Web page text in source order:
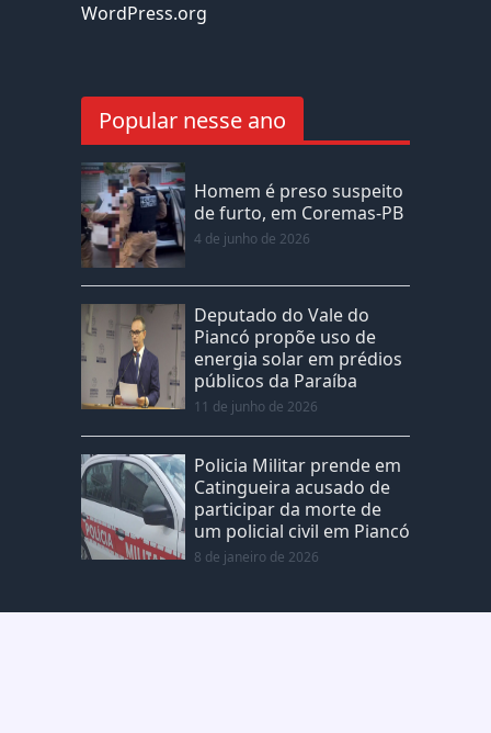
WordPress.org
Popular nesse ano
Homem é preso suspeito
de furto, em Coremas-PB
4 de junho de 2026
Deputado do Vale do
Piancó propõe uso de
energia solar em prédios
públicos da Paraíba
11 de junho de 2026
Policia Militar prende em
Catingueira acusado de
participar da morte de
um policial civil em Piancó
8 de janeiro de 2026